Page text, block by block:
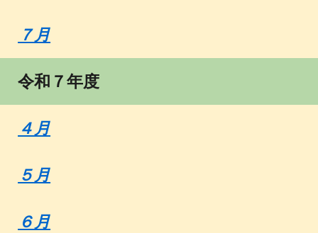
７月
令和 ７年度
４月
５月
６月